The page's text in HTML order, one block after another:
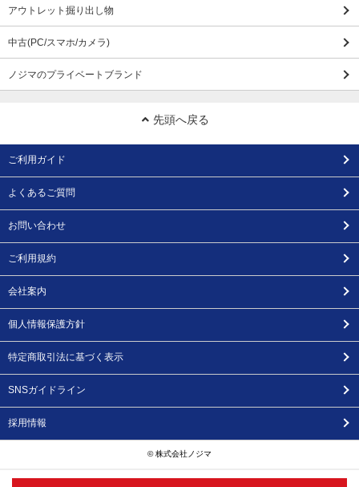
アウトレット掘り出し物
中古(PC/スマホ/カメラ)
ノジマのプライベートブランド
先頭へ戻る
ご利用ガイド
よくあるご質問
お問い合わせ
ご利用規約
会社案内
個人情報保護方針
特定商取引法に基づく表示
SNSガイドライン
採用情報
© 株式会社ノジマ